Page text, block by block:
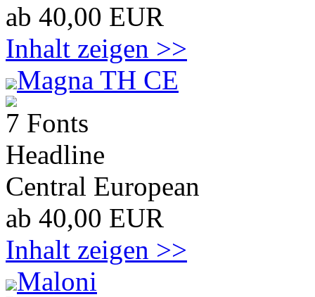
ab 40,00 EUR
Inhalt zeigen >>
Magna TH CE
7 Fonts
Headline
Central European
ab 40,00 EUR
Inhalt zeigen >>
Maloni